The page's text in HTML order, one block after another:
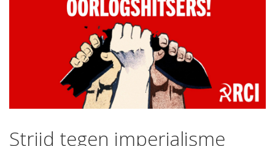
Strijd tegen imperialisme